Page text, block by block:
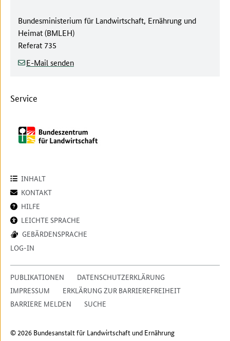
Behörde:
Bundesministerium für Landwirtschaft, Ernährung und
Heimat (BMLEH)
Referat 735
E-Mail senden
Service
INHALT
KONTAKT
HILFE
LEICHTE SPRACHE
GEBÄRDENSPRACHE
LOG-IN
PUBLIKATIONEN
DATENSCHUTZERKLÄRUNG
IMPRESSUM
ERKLÄRUNG ZUR BARRIEREFREIHEIT
BARRIERE MELDEN
SUCHE
© 2026 Bundesanstalt für Landwirtschaft und Ernährung